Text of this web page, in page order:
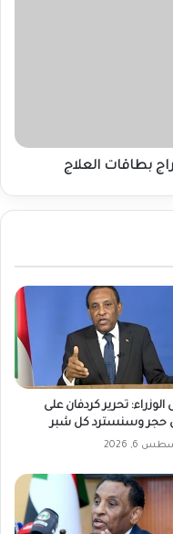
بطاقات العلاج
تحرير كردفان على
حجر وسنسترد كل شبر
6, 2026